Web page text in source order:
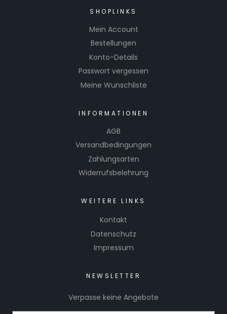
SHOPLINKS
Mein Account
Bestellungen
Konto-Details
Passwort vergessen
Meine Wunschliste
INFORMATIONEN
AGB
Versandbedingungen
Zahlungsarten
Widerrufsbelehrung
WEITERE LINKS
Kontakt
Datenschutz
Impressum
NEWSLETTER
Verpasse keine Angebote